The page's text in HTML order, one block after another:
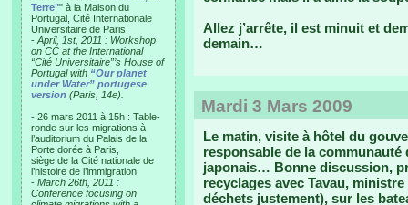
Terre"" à la Maison du
Portugal, Cité Internationale
Universitaire de Paris.
- April, 1st, 2011 : Workshop
on CC at the International
“Cité Universitaire”’s House of
Portugal with “Our planet
under Water” portugese
version (Paris, 14e).
- 26 mars 2011 à 15h : Table-
ronde sur les migrations à
l’auditorium du Palais de la
Porte dorée à Paris,
siège de la Cité nationale de
l’histoire de l’immigration.
- March 26th, 2011 :
Conference focusing on
Allez j’arrête, il est minuit et
demain…
Mardi 3 Mars 2009
Le matin, visite à hôtel du
responsable de la communauté
japonais… Bonne discussion,
recyclages avec Tavau,
déchets justement), sur les